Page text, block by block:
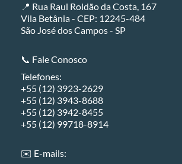
📍 Rua Raul Roldão da Costa, 167
Vila Betânia - CEP: 12245-484
São José dos Campos - SP
📞 Fale Conosco
Telefones:
+55 (12) 3923-2629
+55 (12) 3943-8688
+55 (12) 3942-8455
+55 (12) 99718-8914
✉️ E-mails: